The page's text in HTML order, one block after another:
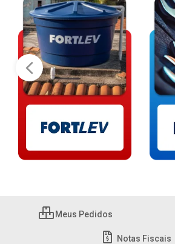
Meus Pedidos
Notas Fiscais